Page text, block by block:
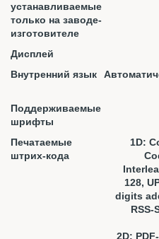
устанавливаемые
только на заводе-
изготовителе
Дисплей
Внутренний язык
Поддерживаемые
шрифты
Печатаемые
штрих-кода
1D:
128,
digits
RSS-
2D: